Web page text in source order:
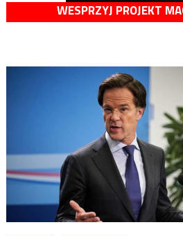
WESPRZYJ PROJEKT